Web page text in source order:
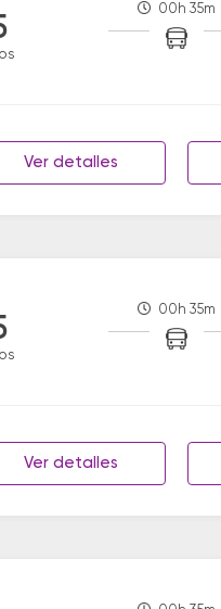
00h 35m
Ver detalles
00h 35m
Ver detalles